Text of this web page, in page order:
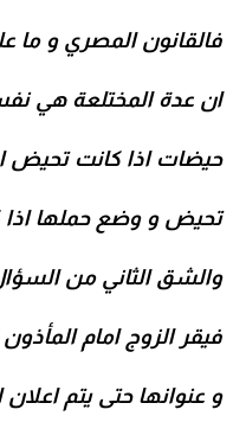
فالقانون المصري و ما
ان عدة المختلعة هي
حيضات اذا كانت تحيض
تحيض و وضع حملها اذا
والشق الثاني من
فيقر الزوج امام
و عنوانها حتى يتم اعلان